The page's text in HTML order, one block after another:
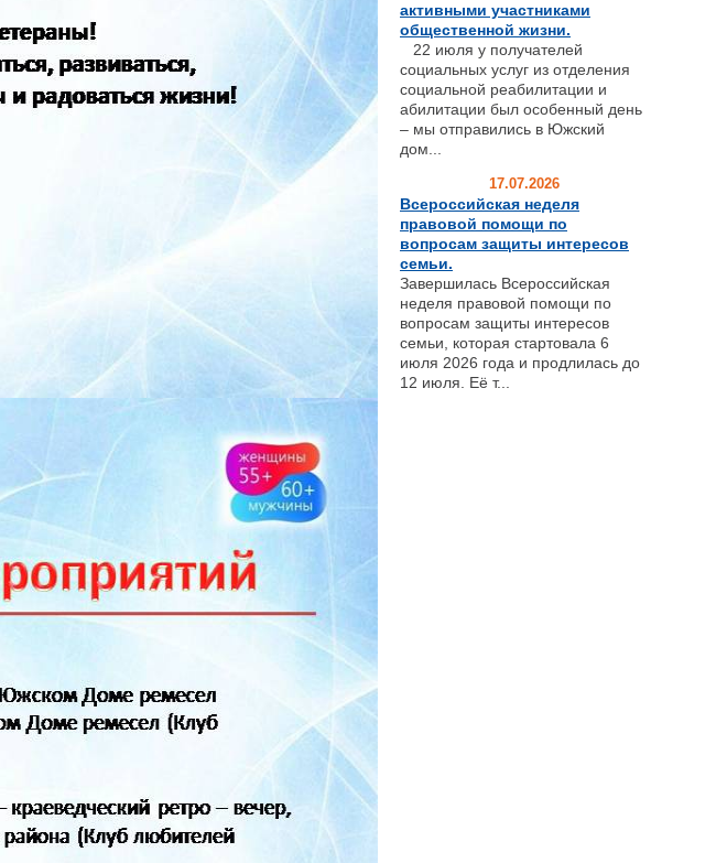
активными участниками
общественной жизни.
22 июля у получателей
социальных услуг из отделения
социальной реабилитации и
абилитации был особенный день
– мы отправились в Южский
дом...
17.07.2026
Всероссийская неделя
правовой помощи по
вопросам защиты интересов
семьи.
Завершилась Всероссийская
неделя правовой помощи по
вопросам защиты интересов
семьи, которая стартовала 6
июля 2026 года и продлилась до
12 июля. Её т...